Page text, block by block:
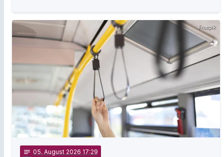
Freepik
notes 05. August 2026 17:29